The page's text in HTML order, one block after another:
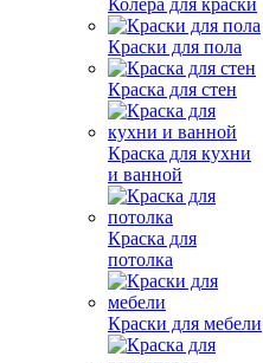
Колера для краски
Краски для пола
Краска для стен
Краска для кухни
и ванной
Краска для
потолка
Краски для мебели